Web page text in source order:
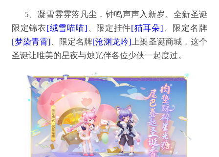
5、凝雪雰雰落凡尘，钟鸣声声入新岁。全新圣诞
限定锦衣[绒雪喵喵] 、限定挂件[猫耳朵] 、限定名牌
[梦染青霄]、限定名牌[沧渊龙吟] 上架圣诞商城，这个
圣诞让唯美的星夜与烛光伴各位少侠一起度过。